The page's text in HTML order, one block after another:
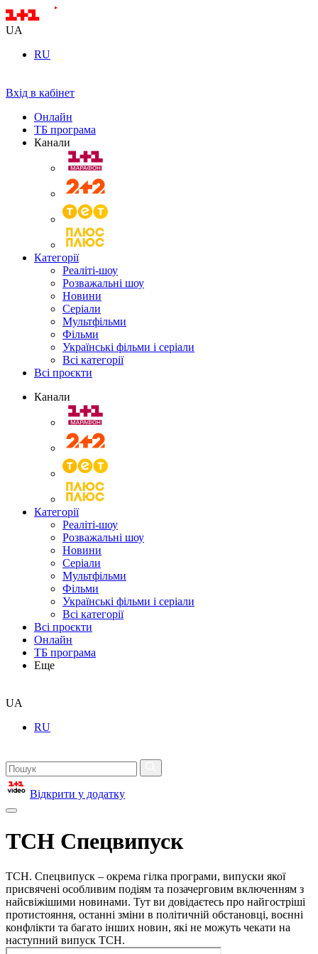
UA
RU
Вхід в кабінет
Онлайн
ТБ програма
Канали
Категорії
Реаліті-шоу
Розважальні шоу
Новини
Серіали
Мультфільми
Фільми
Українські фільми і серіали
Всі категорії
Всі проєкти
Канали
Категорії
Реаліті-шоу
Розважальні шоу
Новини
Серіали
Мультфільми
Фільми
Українські фільми і серіали
Всі категорії
Всі проєкти
Онлайн
ТБ програма
Еще
UA
RU
Відкрити у додатку
ТСН Спецвипуск
ТСН. Спецвипуск – окрема гілка програми, випуски якої
присвячені особливим подіям та позачерговим включенням з
найсвіжішими новинами. Тут ви довідаєтесь про найгостріші
протистояння, останні зміни в політичній обстановці, воєнні
конфлікти та багато інших новин, які не можуть чекати на
наступний випуск ТСН.